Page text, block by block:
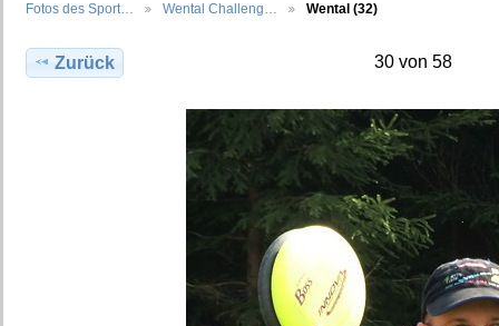
Fotos des Sport… Wental Challeng… Wental (32)
Zurück 30 von 58